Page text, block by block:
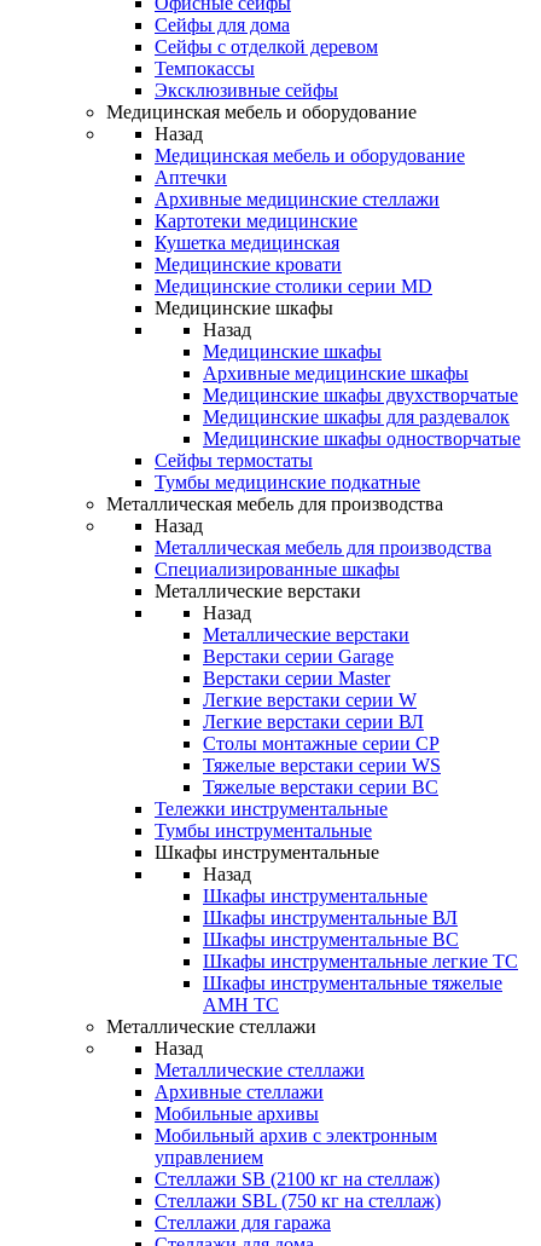
Сейфы для дома
Сейфы с отделкой деревом
Темпокассы
Эксклюзивные сейфы
Медицинская мебель и оборудование
Назад
Медицинская мебель и оборудование
Аптечки
Архивные медицинские стеллажи
Картотеки медицинские
Кушетка медицинская
Медицинские кровати
Медицинские столики серии MD
Медицинские шкафы
Назад
Медицинские шкафы
Архивные медицинские шкафы
Медицинские шкафы двухстворчатые
Медицинские шкафы для раздевалок
Медицинские шкафы одностворчатые
Сейфы термостаты
Тумбы медицинские подкатные
Металлическая мебель для производства
Назад
Металлическая мебель для производства
Cпециализированные шкафы
Металлические верстаки
Назад
Металлические верстаки
Верстаки серии Garage
Верстаки серии Master
Легкие верстаки серии W
Легкие верстаки серии ВЛ
Столы монтажные серии СР
Тяжелые верстаки серии WS
Тяжелые верстаки серии ВС
Тележки инструментальные
Тумбы инструментальные
Шкафы инструментальные
Назад
Шкафы инструментальные
Шкафы инструментальные ВЛ
Шкафы инструментальные ВС
Шкафы инструментальные легкие ТС
Шкафы инструментальные тяжелые
AMH TC
Металлические стеллажи
Назад
Металлические стеллажи
Архивные стеллажи
Мобильные архивы
Мобильный архив с электронным
управлением
Стеллажи SB (2100 кг на стеллаж)
Стеллажи SBL (750 кг на стеллаж)
Стеллажи для гаража